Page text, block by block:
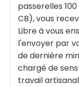
passerelles
CB), vous
Libre à vous
l'envoyer par
de dernière
chargé de
travail